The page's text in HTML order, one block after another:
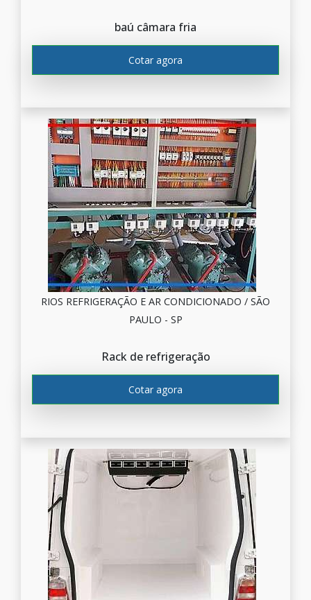
baú câmara fria
Cotar agora
RIOS REFRIGERAÇÃO E AR CONDICIONADO / SÃO
PAULO - SP
Rack de refrigeração
Cotar agora